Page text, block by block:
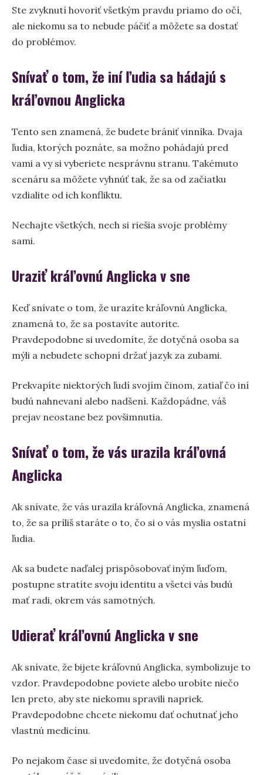
Ste zvyknutí hovoriť všetkým pravdu priamo do očí,
ale niekomu sa to nebude páčiť a môžete sa dostať
do problémov.
Snívať o tom, že iní ľudia sa hádajú s
kráľovnou Anglicka
Tento sen znamená, že budete brániť vinníka. Dvaja
ľudia, ktorých poznáte, sa možno pohádajú pred
vami a vy si vyberiete nesprávnu stranu. Takémuto
scenáru sa môžete vyhnúť tak, že sa od začiatku
vzdialite od ich konfliktu.
Nechajte všetkých, nech si riešia svoje problémy
sami.
Uraziť kráľovnú Anglicka v sne
Keď snívate o tom, že urazíte kráľovnú Anglicka,
znamená to, že sa postavíte autorite.
Pravdepodobne si uvedomíte, že dotyčná osoba sa
mýli a nebudete schopní držať jazyk za zubami.
Prekvapíte niektorých ľudí svojím činom, zatiaľ čo iní
budú nahnevaní alebo nadšení. Každopádne, váš
prejav neostane bez povšimnutia.
Snívať o tom, že vás urazila kráľovná
Anglicka
Ak snívate, že vás urazila kráľovná Anglicka, znamená
to, že sa príliš staráte o to, čo si o vás myslia ostatní
ľudia.
Ak sa budete naďalej prispôsobovať iným ľuďom,
postupne stratíte svoju identitu a všetci vás budú
mať radi, okrem vás samotných.
Udierať kráľovnú Anglicka v sne
Ak snívate, že bijete kráľovnú Anglicka, symbolizuje to
vzdor. Pravdepodobne poviete alebo urobíte niečo
len preto, aby ste niekomu spravili napriek.
Pravdepodobne chcete niekomu dať ochutnať jeho
vlastnú medicínu.
Po nejakom čase si uvedomíte, že dotyčná osoba